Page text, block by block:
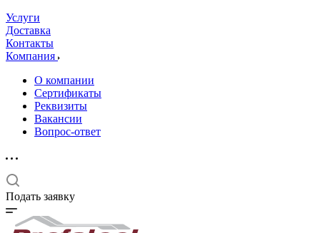
Услуги
Доставка
Контакты
Компания
О компании
Сертификаты
Реквизиты
Вакансии
Вопрос-ответ
Подать заявку